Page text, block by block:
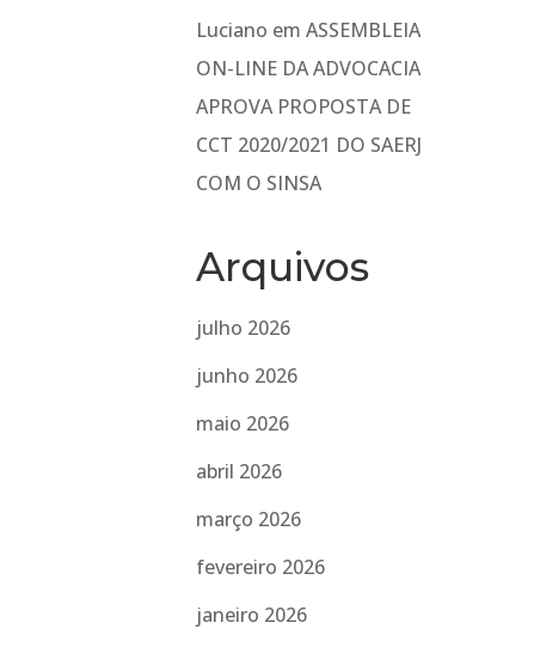
Luciano emASSEMBLEIA
ON-LINE DA ADVOCACIA
APROVA PROPOSTA DE
CCT 2020/2021 DO SAERJ
COM O SINSA
Arquivos
julho 2026
junho 2026
maio 2026
abril 2026
março 2026
fevereiro 2026
janeiro 2026